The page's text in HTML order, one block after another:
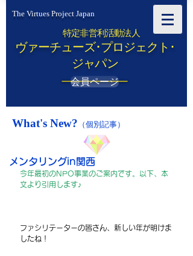
The Virtues Project Japan
特定非営利活動法人
ヴァーチューズ･プロジェクト･
ジャパン
会員ページ
What's New? （個別記事）
メンタリングin関西
今年最初のNPO事業のご案内です。以下、本
文より引用します♪
ファシリテーターの皆さん、新しい年が明けま
したね！